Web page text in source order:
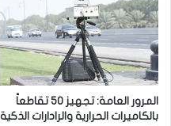
المرور العامة: تجهيز 50 تقاطعاً
بالكاميرات الحرارية والرادارات الذكية